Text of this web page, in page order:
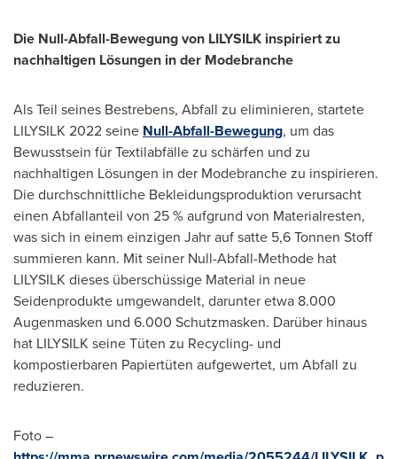
Die Null-Abfall-Bewegung von LILYSILK inspiriert zu
nachhaltigen Lösungen in der Modebranche
Als Teil seines Bestrebens, Abfall zu eliminieren, startete
LILYSILK 2022 seine Null-Abfall-Bewegung, um das
Bewusstsein für Textilabfälle zu schärfen und zu
nachhaltigen Lösungen in der Modebranche zu inspirieren.
Die durchschnittliche Bekleidungsproduktion verursacht
einen Abfallanteil von 25 % aufgrund von Materialresten,
was sich in einem einzigen Jahr auf satte 5,6 Tonnen Stoff
summieren kann. Mit seiner Null-Abfall-Methode hat
LILYSILK dieses überschüssige Material in neue
Seidenprodukte umgewandelt, darunter etwa 8.000
Augenmasken und 6.000 Schutzmasken. Darüber hinaus
hat LILYSILK seine Tüten zu Recycling- und
kompostierbaren Papiertüten aufgewertet, um Abfall zu
reduzieren.
Foto –